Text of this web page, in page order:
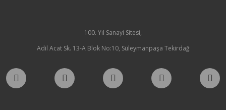
100. Yıl Sanayi Sitesi,
Adil Acat Sk. 13-A Blok No:10, Süleymanpaşa Tekirdağ